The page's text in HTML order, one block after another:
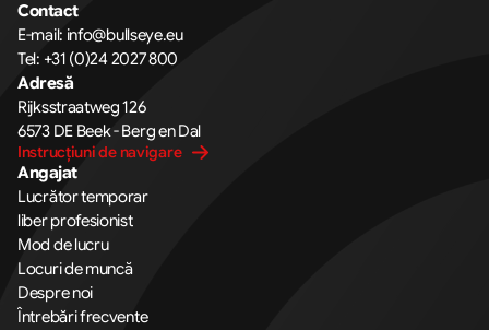
Contact
E-mail: info@bullseye.eu
Tel: +31 (0)24 2027 800
Adresă
Rijksstraatweg 126
6573 DE Beek - Berg en Dal
Instrucțiuni de navigare
Angajat
Lucrător temporar
liber profesionist
Mod de lucru
Locuri de muncă
Despre noi
Întrebări frecvente